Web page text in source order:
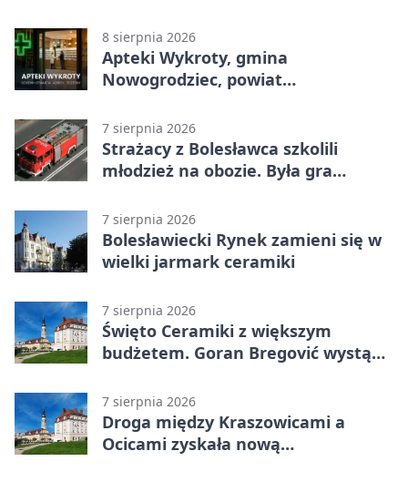
8 sierpnia 2026
Apteki Wykroty, gmina
Nowogrodziec, powiat
godziny otwarcia
7 sierpnia 2026
Strażacy z Bolesławca szkolili
młodzież na obozie. Była gra
7 sierpnia 2026
Bolesławiecki Rynek zamieni się w
wielki jarmark ceramiki
7 sierpnia 2026
Święto Ceramiki z większym
budżetem. Goran Bregović wystąpi
7 sierpnia 2026
Droga między Kraszowicami a
Ocicami zyskała nową